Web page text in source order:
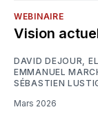
WEBINAIRE
Vision
DAVID DEJOUR
EMMANUEL
SÉBASTIEN
Mars 2026